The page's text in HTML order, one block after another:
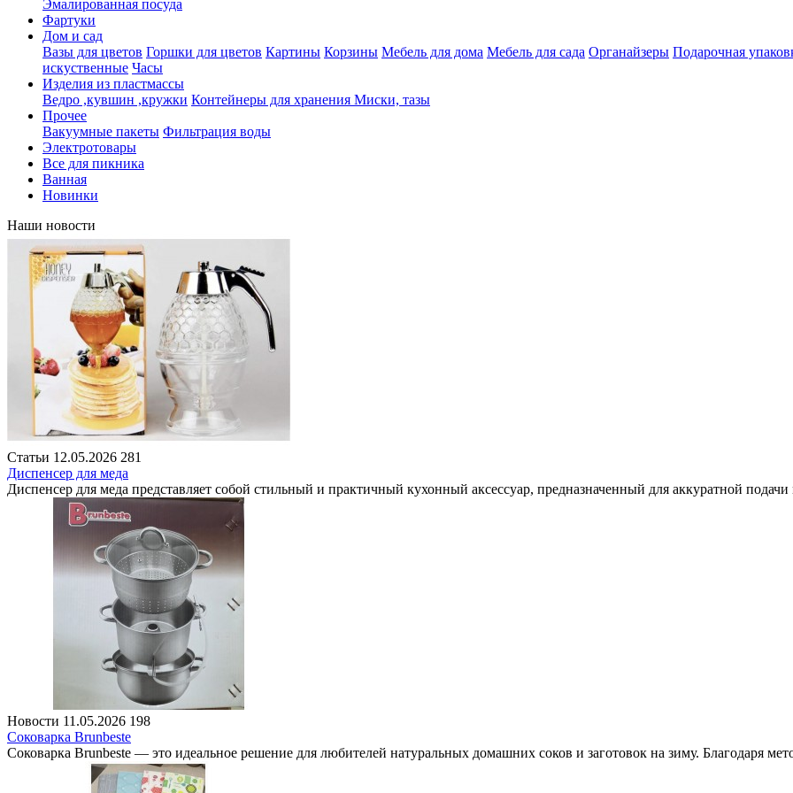
Эмалированная посуда
Фартуки
Дом и сад
Вазы для цветов Горшки для цветов Картины Корзины Мебель для дома Мебель для сада Органайзеры Подарочная
искуственные Часы
Изделия из пластмассы
Ведро ,кувшин ,кружки Контейнеры для хранения Миски, тазы
Прочее
Вакуумные пакеты Фильтрация воды
Электротовары
Все для пикника
Ванная
Новинки
Наши новости
Статьи 12.05.2026 281
Диспенсер для меда
Диспенсер для меда представляет собой стильный и практичный кухонный аксессуар, предназначенный для аккуратной
Новости 11.05.2026 198
Соковарка Brunbeste
Соковарка Brunbeste — это идеальное решение для любителей натуральных домашних соков и заготовок на зиму. Благодаря